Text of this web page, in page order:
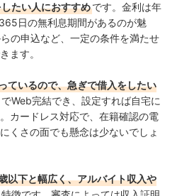
たい人におすすめです。金利は年
日の無利息期間があるのが魅
の申込など、一定の条件を満たせ
ます。
ているので、急ぎで借入をしたい
Web完結でき、設定すれば自宅に
カードレス対応で、在籍確認の電
くさの面でも懸念は少ないでしょ
以下と幅広く、アルバイト収入や